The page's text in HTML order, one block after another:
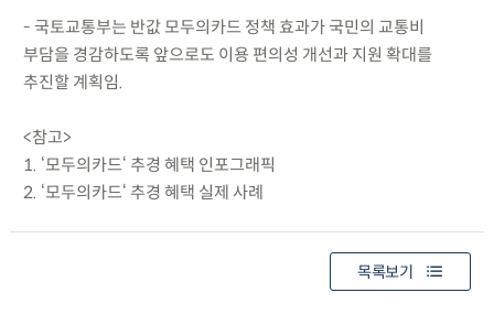
- 국토교통부는 반값 모두의카드 정책 효과가 국민의 교통비
부담을 경감하도록 앞으로도 이용 편의성 개선과 지원 확대를
추진할 계획임.
<참고>
1. ‘모두의카드‘ 추경 혜택 인포그래픽
2. ‘모두의카드‘ 추경 혜택 실제 사례
목록보기